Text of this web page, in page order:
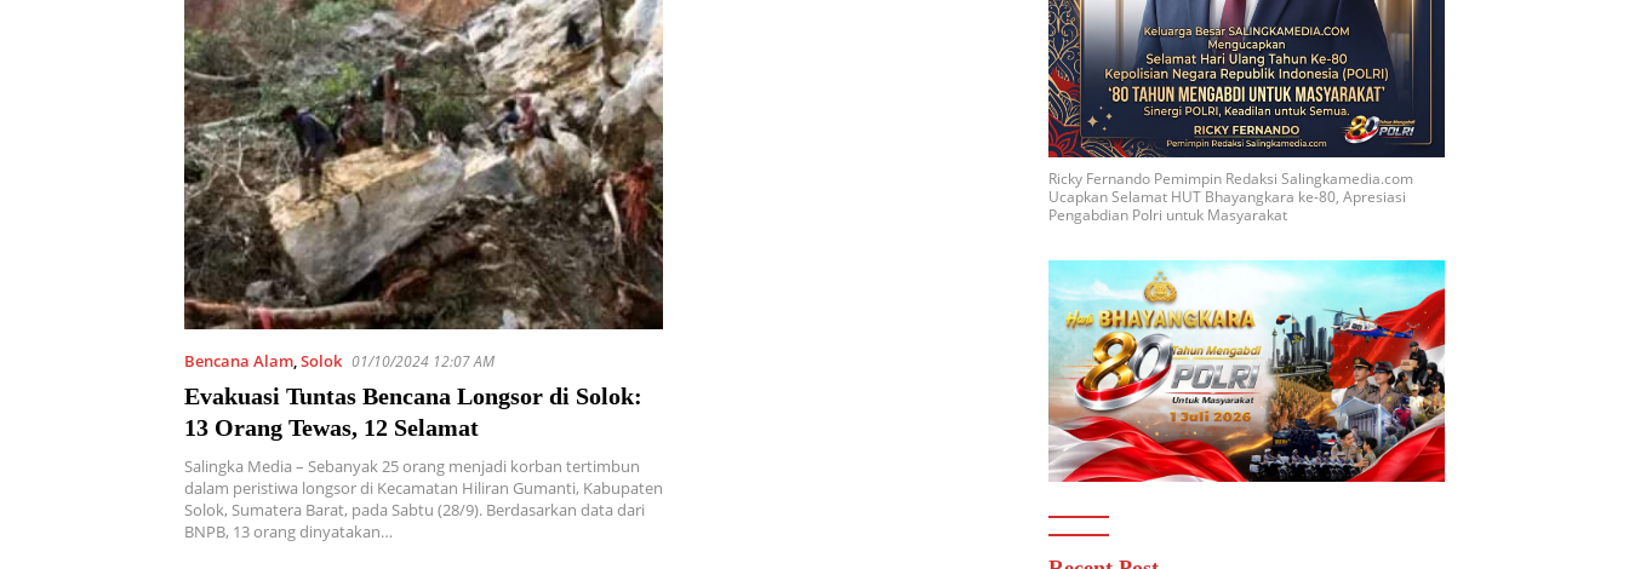
Bencana Alam,Solok 01/10/2024 12:07 AM
Evakuasi Tuntas Bencana Longsor di Solok:
13 Orang Tewas, 12 Selamat
Salingka Media – Sebanyak 25 orang menjadi korban tertimbun
dalam peristiwa longsor di Kecamatan Hiliran Gumanti, Kabupaten
Solok, Sumatera Barat, pada Sabtu (28/9). Berdasarkan data dari
BNPB, 13 orang dinyatakan…
Ricky Fernando Pemimpin Redaksi Salingkamedia.com
Ucapkan Selamat HUT Bhayangkara ke-80, Apresiasi
Pengabdian Polri untuk Masyarakat